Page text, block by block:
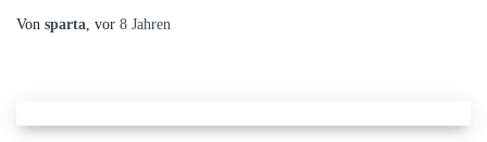
Von sparta, vor 8 Jahren